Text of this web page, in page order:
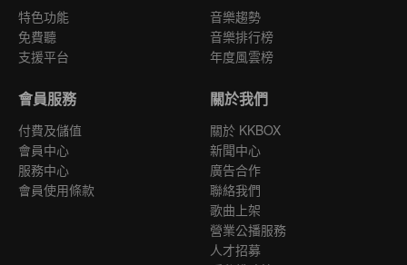
特色功能
免費聽
支援平台
音樂趨勢
音樂排行榜
年度風雲榜
會員服務
付費及儲值
會員中心
服務中心
會員使用條款
關於我們
關於 KKBOX
新聞中心
廣告合作
聯絡我們
歌曲上架
營業公播服務
人才招募